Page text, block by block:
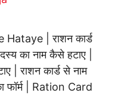
| राशन कार्ड
का नाम कैसे हटाए |
| राशन कार्ड से नाम
फॉर्म | Ration Card